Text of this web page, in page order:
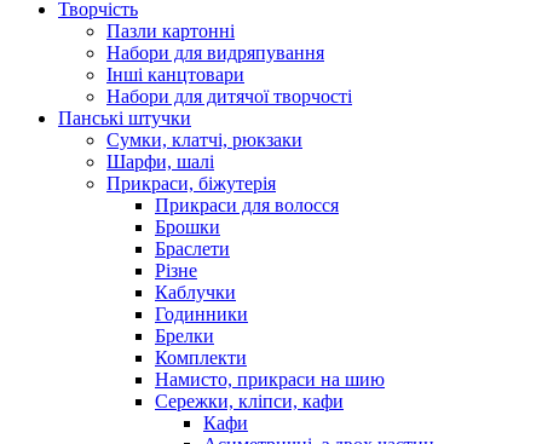
Творчість
Пазли картонні
Набори для видряпування
Інші канцтовари
Набори для дитячої творчості
Панські штучки
Сумки, клатчі, рюкзаки
Шарфи, шалі
Прикраси, біжутерія
Прикраси для волосся
Брошки
Браслети
Різне
Каблучки
Годинники
Брелки
Комплекти
Намисто, прикраси на шию
Сережки, кліпси, кафи
Кафи